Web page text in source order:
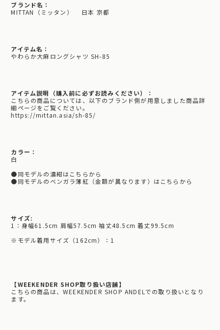
ブランド名：
MITTAN（ミッタン） 日本 京都
アイテム名：
やわらか大麻ロングシャツ SH-85
アイテム説明（購入前に必ずお読みください）：
こちらの商品については、以下のブランド側が用意しました商品詳
細ページをご覧ください。
https://mittan.asia/sh-85/
カラー：
白
●同モデルの濃紺はこちらから
●同モデルのベンガラ薄紅（金額が異なります）はこちらから
サイズ:
1：身幅61.5cm 肩幅57.5cm 袖丈48.5cm 着丈99.5cm
※モデル着用サイズ（162cm）：1
【WEEKENDER SHOP取り扱い店舗】
こちらの商品は、WEEKENDER SHOP ANDELでの取り扱いとなり
ます。